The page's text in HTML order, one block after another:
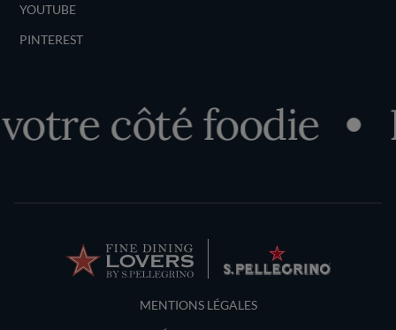
YOUTUBE
PINTEREST
côté foodie
Terms and Conditions
MENTIONS LÉGALES